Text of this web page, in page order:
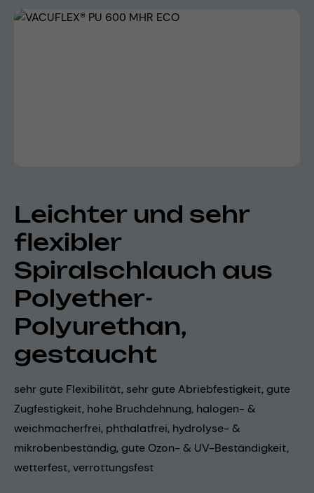
Bildergalerie überspringen
Leichter und sehr
flexibler
Spiralschlauch aus
Polyether-
Polyurethan,
gestaucht
sehr gute Flexibilität, sehr gute Abriebfestigkeit, gute
Zugfestigkeit, hohe Bruchdehnung, halogen- &
weichmacherfrei, phthalatfrei, hydrolyse- &
mikrobenbeständig, gute Ozon- & UV-Beständigkeit,
wetterfest, verrottungsfest